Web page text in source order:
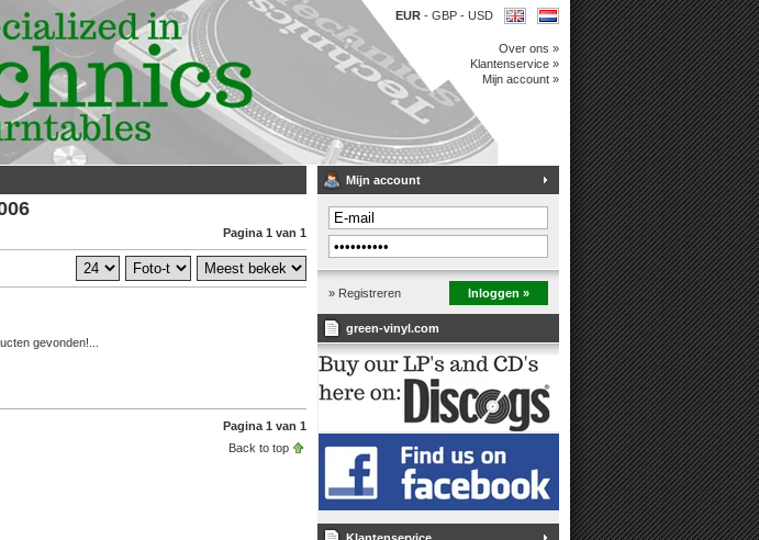
EUR - GBP - USD
Over ons »
Klantenservice »
Mijn account »
Pagina 1 van 1
gevonden!...
Pagina 1 van 1
Back to top
Mijn account
» Registreren Inloggen »
green-vinyl.com